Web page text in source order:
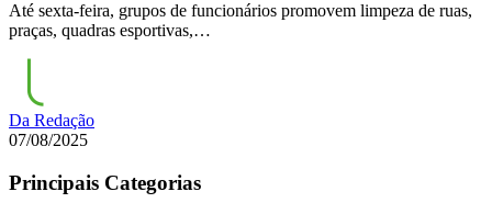
Até sexta-feira, grupos de funcionários promovem limpeza de ruas,
praças, quadras esportivas,…
Da Redação
07/08/2025
Principais Categorias